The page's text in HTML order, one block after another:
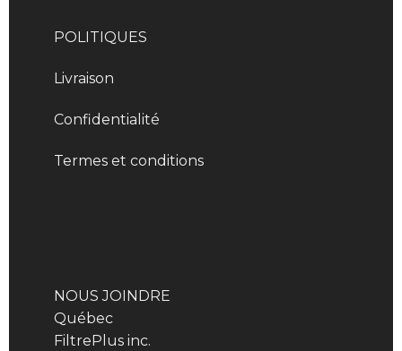
POLITIQUES
Livraison
Confidentialité
Termes et conditions
NOUS JOINDRE
Québec
FiltrePlus inc.